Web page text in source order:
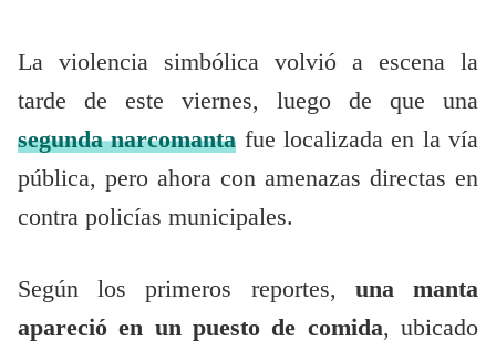
La violencia simbólica volvió a escena la
tarde de este viernes, luego de que una
segunda narcomanta fue localizada en la vía
pública, pero ahora con amenazas directas en
contra policías municipales.
Según los primeros reportes, una manta
apareció en un puesto de comida, ubicado